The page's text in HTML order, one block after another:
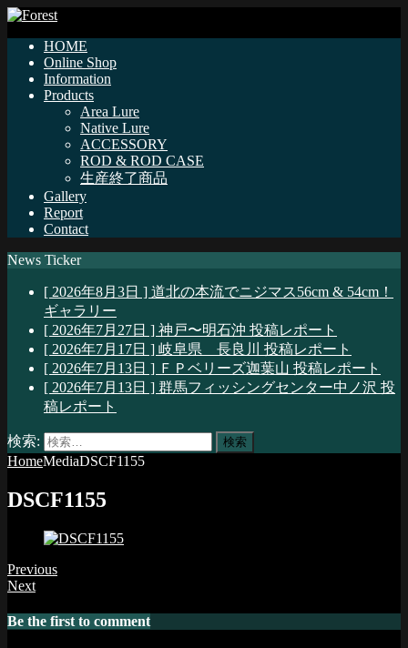
HOME
Online Shop
Information
Products
Area Lure
Native Lure
ACCESSORY
ROD & ROD CASE
生産終了商品
Gallery
Report
Contact
News Ticker
[ 2026年8月3日 ] 道北の本流でニジマス56cm & 54cm！
ギャラリー
[ 2026年7月27日 ] 神戸〜明石沖 投稿レポート
[ 2026年7月17日 ] 岐阜県 長良川 投稿レポート
[ 2026年7月13日 ] ＦＰベリーズ迦葉山 投稿レポート
[ 2026年7月13日 ] 群馬フィッシングセンター中ノ沢 投
稿レポート
検索:
HomeMediaDSCF1155
DSCF1155
Previous
Next
Be the first to comment